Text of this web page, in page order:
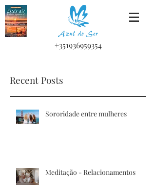
+351936959354
Recent Posts
Sororidade entre mulheres
Meditação - Relacionamentos